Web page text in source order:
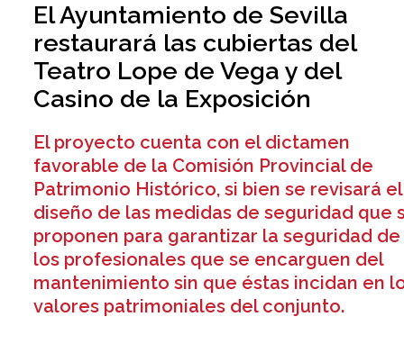
El Ayuntamiento de Sevilla
restaurará las cubiertas del
Teatro Lope de Vega y del
Casino de la Exposición
El proyecto cuenta con el dictamen
favorable de la Comisión Provincial de
Patrimonio Histórico, si bien se revisará el
diseño de las medidas de seguridad que
proponen para garantizar la seguridad de
los profesionales que se encarguen del
mantenimiento sin que éstas incidan en
valores patrimoniales del conjunto.